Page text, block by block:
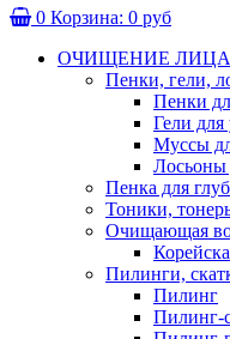
0 Корзина: 0 руб
ОЧИЩЕНИЕ ЛИЦА
Пенки, гели,
Пенки
Гели
Муссы
Лосьоны
Пенка для
Тоники,
Очищающая
Пилинги,
Пилинг
Пилинг-